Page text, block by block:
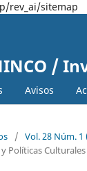
rev_ai/sitemap
/
Avisos
/ Vol. 28 Núm.
Políticas